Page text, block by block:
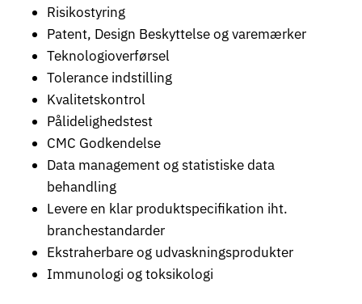
Risikostyring
Patent, Design Beskyttelse og varemærker
Teknologioverførsel
Tolerance indstilling
Kvalitetskontrol
Pålidelighedstest
CMC Godkendelse
Data management og statistiske data
behandling
Levere en klar produktspecifikation iht.
branchestandarder
Ekstraherbare og udvaskningsprodukter
Immunologi og toksikologi